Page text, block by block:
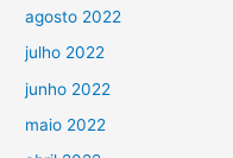
agosto 2022
julho 2022
junho 2022
maio 2022